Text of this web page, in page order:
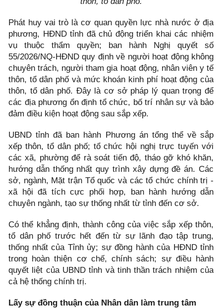
Phát huy vai trò là cơ quan quyền lực nhà nước ở địa
phương, HĐND tỉnh đã chủ động triển khai các nhiệm
vụ thuộc thẩm quyền; ban hành Nghị quyết số
55/2026/NQ-HĐND quy định về người hoạt động không
chuyên trách, người tham gia hoạt động, nhân viên y tế
thôn, tổ dân phố và mức khoán kinh phí hoạt động của
thôn, tổ dân phố. Đây là cơ sở pháp lý quan trọng để
các địa phương ổn định tổ chức, bố trí nhân sự và bảo
đảm điều kiện hoạt động sau sắp xếp.
UBND tỉnh đã ban hành Phương án tổng thể về sắp
xếp thôn, tổ dân phố; tổ chức hội nghị trực tuyến với
các xã, phường để rà soát tiến độ, tháo gỡ khó khăn,
hướng dẫn thống nhất quy trình xây dựng đề án. Các
sở, ngành, Mặt trận Tổ quốc và các tổ chức chính trị -
xã hội đã tích cực phối hợp, ban hành hướng dẫn
chuyên ngành, tạo sự thống nhất từ tỉnh đến cơ sở.
Có thể khẳng định, thành công của việc sắp xếp thôn,
tổ dân phố trước hết đến từ sự lãnh đạo tập trung,
thống nhất của Tỉnh ủy; sự đồng hành của HĐND tỉnh
trong hoàn thiện cơ chế, chính sách; sự điều hành
quyết liệt của UBND tỉnh và tinh thần trách nhiệm của
cả hệ thống chính trị.
Lấy sự đồng thuận của Nhân dân làm trung tâm